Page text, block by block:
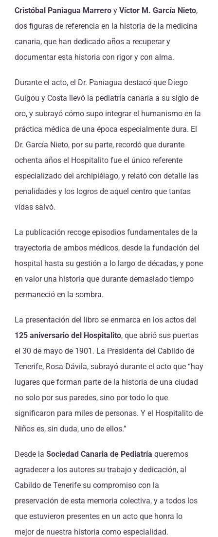
Cristóbal Paniagua Marrero y Víctor M. García Nieto,
dos figuras de referencia en la historia de la medicina
canaria, que han dedicado años a recuperar y
documentar esta historia con rigor y con alma.
Durante el acto, el Dr. Paniagua destacó que Diego
Guigou y Costa llevó la pediatría canaria a su siglo de
oro, y subrayó cómo supo integrar el humanismo en la
práctica médica de una época especialmente dura. El
Dr. García Nieto, por su parte, recordó que durante
ochenta años el Hospitalito fue el único referente
especializado del archipiélago, y relató con detalle las
penalidades y los logros de aquel centro que tantas
vidas salvó.
La publicación recoge episodios fundamentales de la
trayectoria de ambos médicos, desde la fundación del
hospital hasta su gestión a lo largo de décadas, y pone
en valor una historia que durante demasiado tiempo
permaneció en la sombra.
La presentación del libro se enmarca en los actos del
125 aniversario del Hospitalito, que abrió sus puertas
el 30 de mayo de 1901. La Presidenta del Cabildo de
Tenerife, Rosa Dávila, subrayó durante el acto que “hay
lugares que forman parte de la historia de una ciudad
no solo por sus paredes, sino por todo lo que
significaron para miles de personas. Y el Hospitalito de
Niños es, sin duda, uno de ellos.”
Desde la Sociedad Canaria de Pediatría queremos
agradecer a los autores su trabajo y dedicación, al
Cabildo de Tenerife su compromiso con la
preservación de esta memoria colectiva, y a todos los
que estuvieron presentes en un acto que honra lo
mejor de nuestra historia como especialidad.